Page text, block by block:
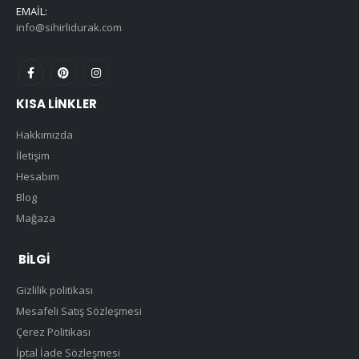
EMAIL:
info@sihirlidurak.com
KISA LINKLER
Hakkımızda
İletişim
Hesabım
Blog
Mağaza
BILGI
Gizlilik politikası
Mesafeli Satış Sözleşmesi
Çerez Politikası
İptal İade Sözleşmesi